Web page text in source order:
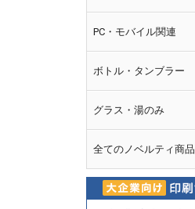
PC・モバイル関連
ボトル・タンブラー
グラス・湯のみ
全てのノベルティ商